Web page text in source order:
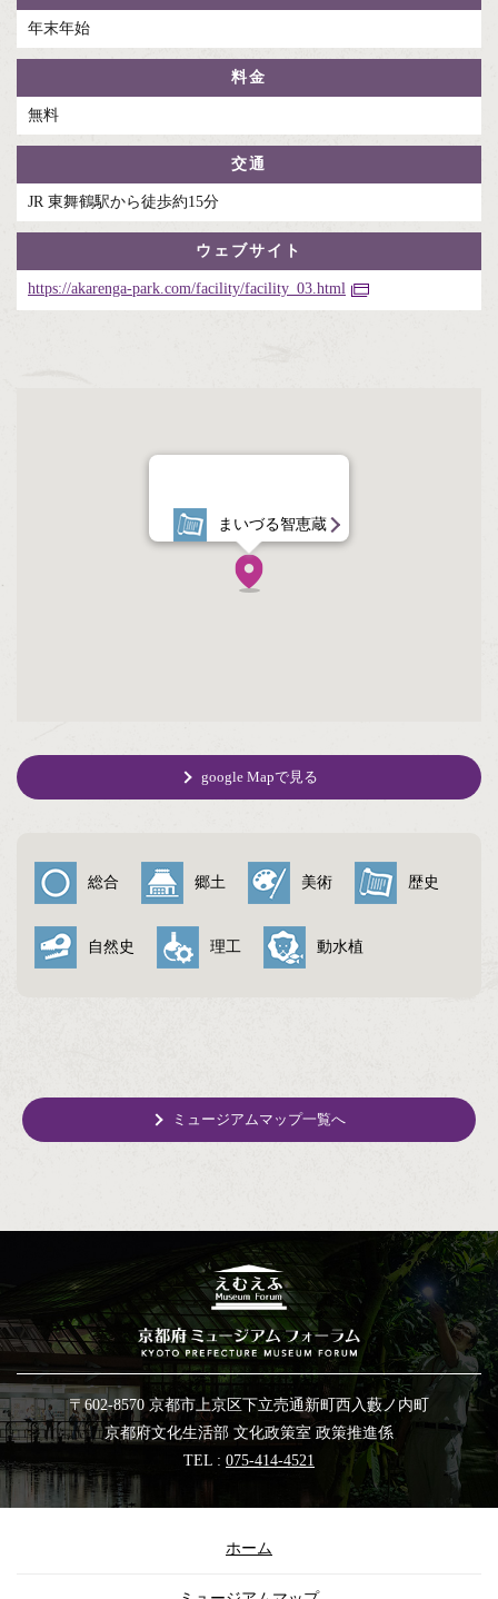
年末年始
料金
無料
交通
JR 東舞鶴駅から徒歩約15分
ウェブサイト
https://akarenga-park.com/facility/facility_03.html
まいづる智恵蔵
google Mapで見る
総合 郷土 美術 歴史
自然史 理工 動水植
ミュージアムマップ一覧へ
〒602-8570 京都市上京区下立売通新町西入藪ノ内町
京都府文化生活部 文化政策室 政策推進係
TEL : 075-414-4521
ホーム